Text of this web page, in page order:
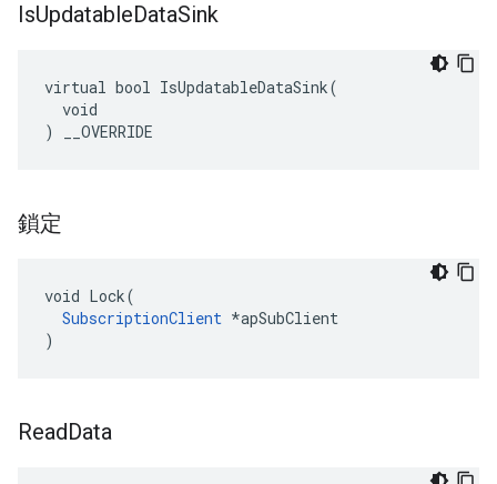
IsUpdatableDataSink
virtual bool IsUpdatableDataSink(
  void
) __OVERRIDE
鎖定
void Lock(
SubscriptionClient *apSubClient
)
ReadData